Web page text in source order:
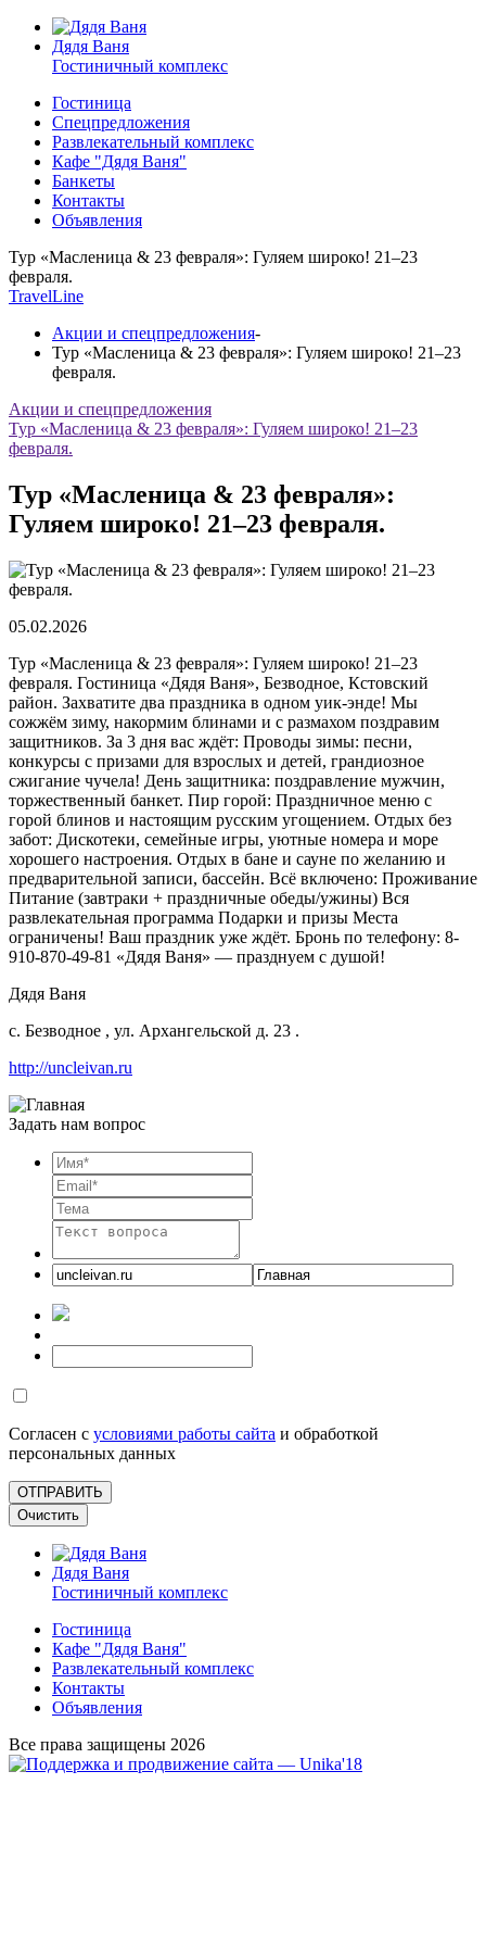
Дядя Ваня
Гостиничный комплекс
Гостиница
Спецпредложения
Развлекательный комплекс
Кафе "Дядя Ваня"
Банкеты
Контакты
Объявления
Тур «Масленица & 23 февраля»: Гуляем широко! 21–23
февраля.
TravelLine
Акции и спецпредложения-
Тур «Масленица & 23 февраля»: Гуляем широко! 21–23
февраля.
Акции и спецпредложения
Тур «Масленица & 23 февраля»: Гуляем широко! 21–23
февраля.
Тур «Масленица & 23 февраля»:
Гуляем широко! 21–23 февраля.
05.02.2026
Тур «Масленица & 23 февраля»: Гуляем широко! 21–23
февраля. Гостиница «Дядя Ваня», Безводное, Кстовский
район. Захватите два праздника в одном уик-энде! Мы
сожжём зиму, накормим блинами и с размахом поздравим
защитников. За 3 дня вас ждёт: Проводы зимы: песни,
конкурсы с призами для взрослых и детей, грандиозное
сжигание чучела! День защитника: поздравление мужчин,
торжественный банкет. Пир горой: Праздничное меню с
горой блинов и настоящим русским угощением. Отдых без
забот: Дискотеки, семейные игры, уютные номера и море
хорошего настроения. Отдых в бане и сауне по желанию и
предварительной записи, бассейн. Всё включено: Проживание
Питание (завтраки + праздничные обеды/ужины) Вся
развлекательная программа Подарки и призы Места
ограничены! Ваш праздник уже ждёт. Бронь по телефону: 8-
910-870-49-81 «Дядя Ваня» — празднуем с душой!
Дядя Ваня
с. Безводное , ул. Архангельской д. 23 .
http://uncleivan.ru
Задать нам вопрос
Согласен с условиями работы сайта и обработкой
персональных данных
Дядя Ваня
Гостиничный комплекс
Гостиница
Кафе "Дядя Ваня"
Развлекательный комплекс
Контакты
Объявления
Все права защищены 2026